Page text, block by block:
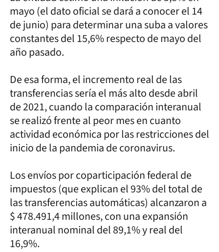
mayo (el dato oficial se dará a conocer el 14
de junio) para determinar una suba a valores
constantes del 15,6% respecto de mayo del
año pasado.
De esa forma, el incremento real de las
transferencias sería el más alto desde abril
de 2021, cuando la comparación interanual
se realizó frente al peor mes en cuanto
actividad económica por las restricciones del
inicio de la pandemia de coronavirus.
Los envíos por coparticipación federal de
impuestos (que explican el 93% del total de
las transferencias automáticas) alcanzaron a
$ 478.491,4 millones, con una expansión
interanual nominal del 89,1% y real del
16,9%.